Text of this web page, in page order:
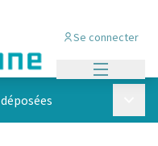
Se connecter